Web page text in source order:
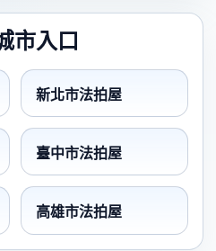
市入口
新北市法拍屋
臺中市法拍屋
高雄市法拍屋